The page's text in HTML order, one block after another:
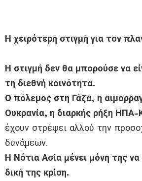
Η χειρότερη στιγμή για τον
Η στιγμή δεν θα μπορούσε να
τη διεθνή κοινότητα.
Ο πόλεμος στη Γάζα, η
Ουκρανία, η διαρκής ρήξη ΗΠΑ-
έχουν στρέψει αλλού την
δυνάμεων.
Η Νότια Ασία μένει μόνη της να
δική της κρίση.